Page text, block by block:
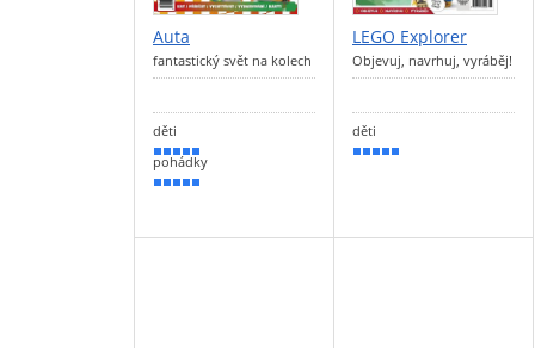
Auta
fantastický svět na kolech
děti
100 %
pohádky
100 %
LEGO Explorer
Objevuj, navrhuj, vyráběj!
děti
90 %